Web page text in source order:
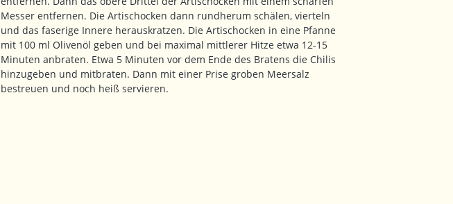
Messer entfernen. Die Artischocken dann rundherum schälen, vierteln
und das faserige Innere herauskratzen. Die Artischocken in eine Pfanne
mit 100 ml Olivenöl geben und bei maximal mittlerer Hitze etwa 12-15
Minuten anbraten. Etwa 5 Minuten vor dem Ende des Bratens die Chilis
hinzugeben und mitbraten. Dann mit einer Prise groben Meersalz
bestreuen und noch heiß servieren.